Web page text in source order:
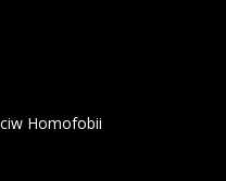
Homofobii